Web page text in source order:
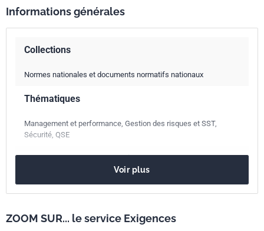
Informations générales
Collections
Normes nationales et documents normatifs nationaux
Thématiques
Management et performance, Gestion des risques et SST,
Sécurité, QSE
Date de
août 2023
Référence NF EN ISO 45001
Voir plus
ZOOM SUR... le service Exigences